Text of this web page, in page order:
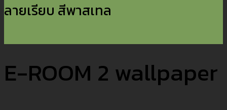
ลายเรียบ สีพาสเทล
E-ROOM 2 wallpaper